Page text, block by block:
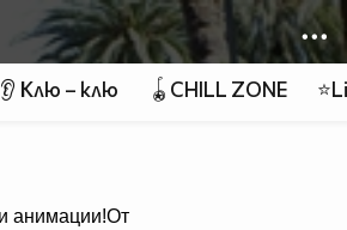
👂 Клю – клю 🪀CHILL ZONE
От